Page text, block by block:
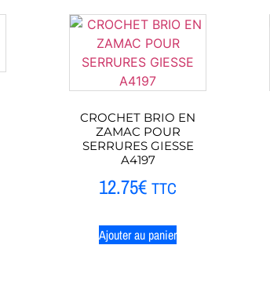
CROCHET BRIO EN
ZAMAC POUR
SERRURES GIESSE
A4197
12.75€ TTC
Ajouter au panier